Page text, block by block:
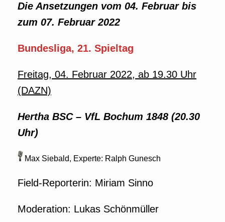
Die Ansetzungen vom 04. Februar bis
zum 07. Februar 2022
Bundesliga, 21. Spieltag
Freitag, 04. Februar 2022, ab 19.30 Uhr
(DAZN)
Hertha BSC – VfL Bochum 1848 (20.30
Uhr)
Max Siebald, Experte: Ralph Gunesch
Field-Reporterin: Miriam Sinno
Moderation: Lukas Schönmüller